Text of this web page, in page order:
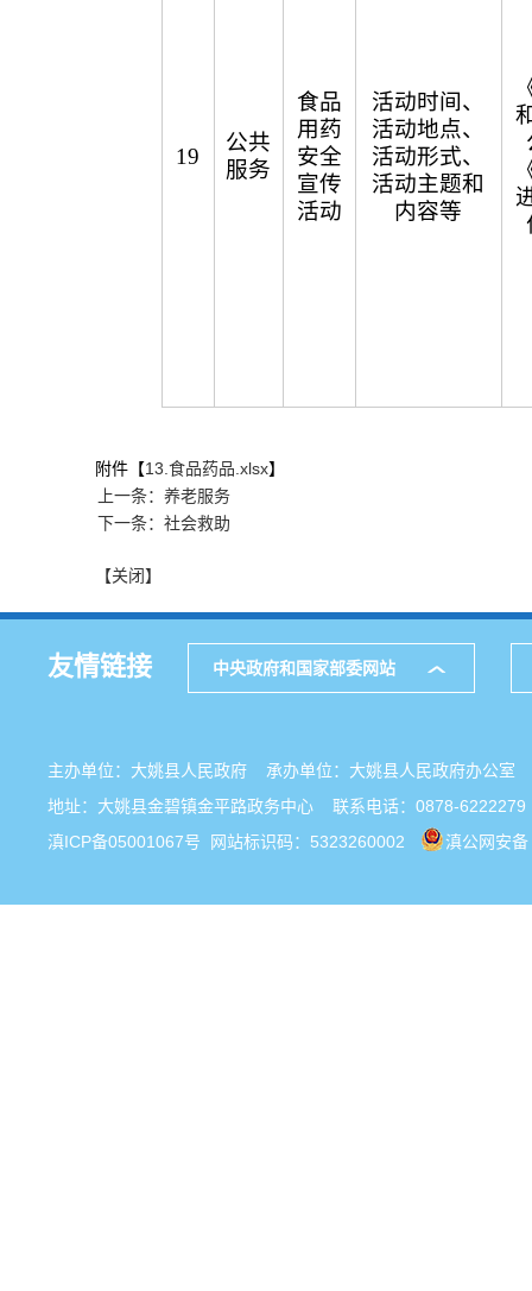
19
公共
服务
食品
用药
安全
宣传
活动
活动时间、
活动地点、
活动形式、
活动主题和
内容等
附件【13.食品药品.xlsx】
上一条：养老服务
下一条：社会救助
【关闭】
友情链接 中央政府和国家部委网站
主办单位：大姚县人民政府 承办单位：大姚县人民政府办公
地址：大姚县金碧镇金平路政务中心 联系电话：0878-6222279
滇ICP备05001067号 网站标识码：5323260002 滇公网安